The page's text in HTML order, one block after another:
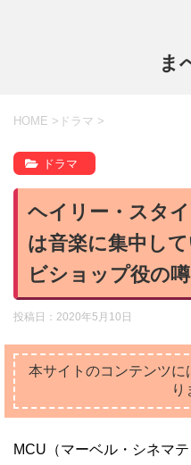
ま
HOME > ドラマ >
ドラマ
ヘイリー・スタ
は音楽に集中し
ビショップ役の
投稿日： 2020年5月10日
本サイトのコンテンツ
り
MCU（マーベル・シネマ